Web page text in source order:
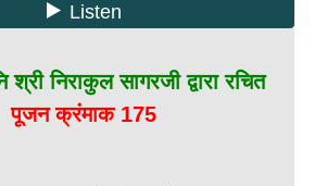
श्री निराकुल सागरजी द्वारा रचित
पूजन क्रंमाक 175